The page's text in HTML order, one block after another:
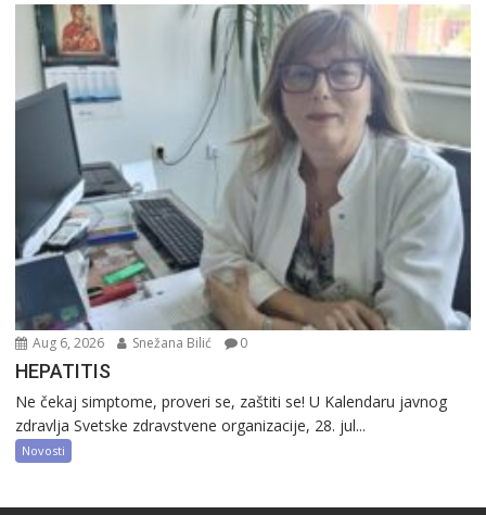
Aug 6, 2026 Snežana Bilić 0
HEPATITIS
Ne čekaj simptome, proveri se, zaštiti se! U Kalendaru javnog
zdravlja Svetske zdravstvene organizacije, 28. jul...
Novosti